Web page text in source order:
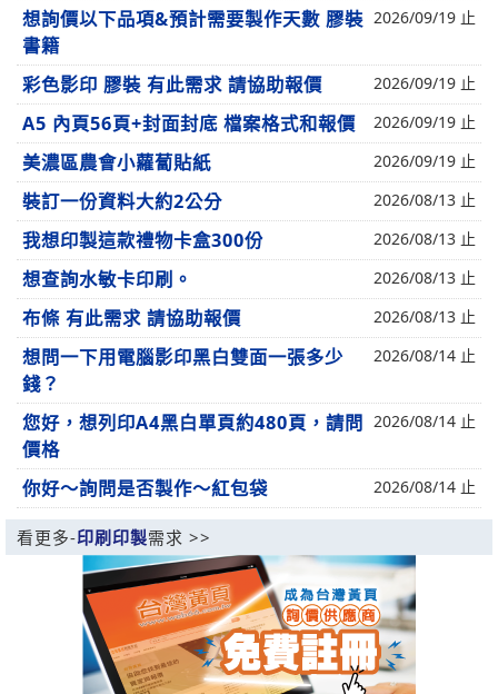
想詢價以下品項&預計需要製作天數 膠裝
書籍
2026/09/19 止
彩色影印 膠裝 有此需求 請協助報價 2026/09/19 止
A5 內頁56頁+封面封底 檔案格式和報價 2026/09/19 止
美濃區農會小蘿蔔貼紙 2026/09/19 止
裝訂一份資料大約2公分 2026/08/13 止
我想印製這款禮物卡盒300份 2026/08/13 止
想查詢水敏卡印刷。 2026/08/13 止
布條 有此需求 請協助報價 2026/08/13 止
想問一下用電腦影印黑白雙面一張多少
錢？
2026/08/14 止
您好，想列印A4黑白單頁約480頁，請問
價格
2026/08/14 止
你好～詢問是否製作～紅包袋 2026/08/14 止
看更多-印刷印製需求 >>